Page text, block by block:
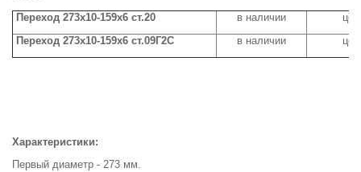
Переход 273х10-159х6 ст.20 в наличии
Переход 273х10-159х6 ст.09Г2С
в наличии
Характеристики:
Первый диаметр - 273 мм.